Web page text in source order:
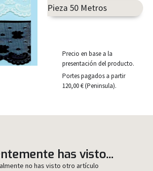
Pieza 50 Metros
Precio en base a la
presentación del producto.
Portes pagados a partir
120,00 € (Peninsula).
has visto...
no has visto otro artículo